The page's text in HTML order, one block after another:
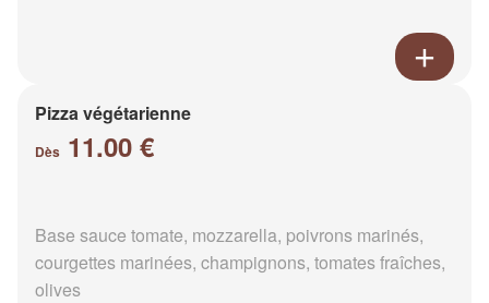
Pizza végétarienne
Dès 11.00 €
Base sauce tomate, mozzarella, poivrons marinés,
courgettes marinées, champignons, tomates fraîches,
olives